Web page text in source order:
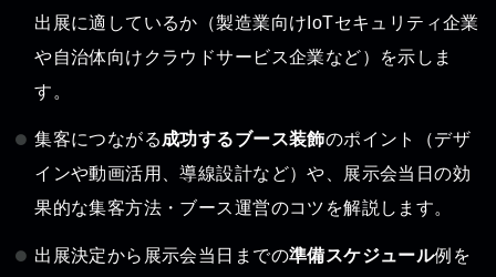
出展に適しているか（製造業向けIoTセキュリティ企業
や自治体向けクラウドサービス企業など）を示しま
す。
集客につながる成功するブース装飾のポイント（デザ
インや動画活用、導線設計など）や、展示会当日の効
果的な集客方法・ブース運営のコツを解説します。
出展決定から展示会当日までの準備スケジュール例を